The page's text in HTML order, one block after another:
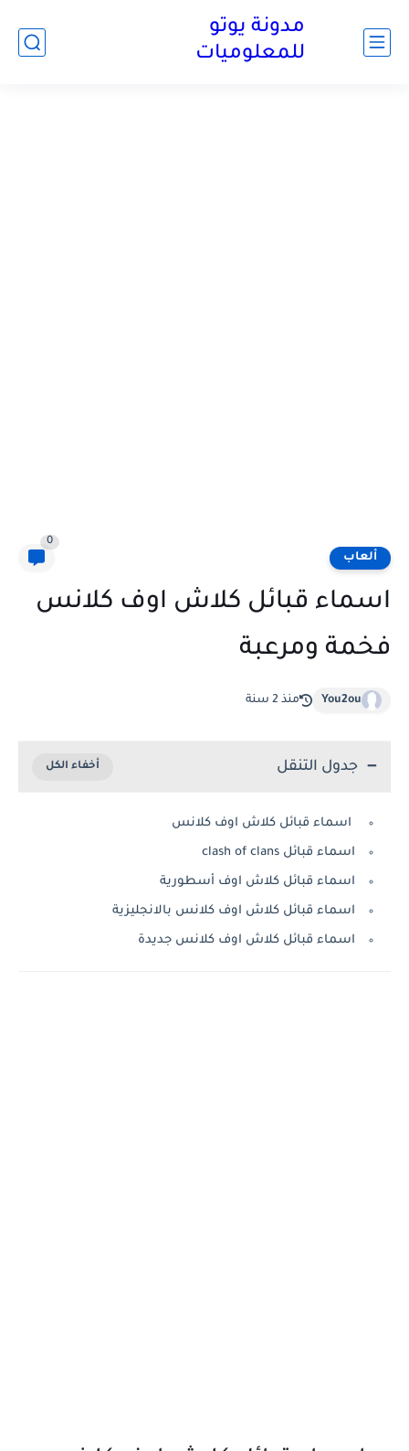
مدونة يوتو
للمعلوميات
ألعاب
0
اسماء قبائل كلاش اوف كلانس
فخمة ومرعبة
You2ou منذ 2 سنة
جدول التنقل
اسماء قبائل كلاش اوف كلانس
اسماء قبائل clash of clans
اسماء قبائل كلاش اوف أسطورية
اسماء قبائل كلاش اوف كلانس بالانجليزية
اسماء قبائل كلاش اوف كلانس جديدة